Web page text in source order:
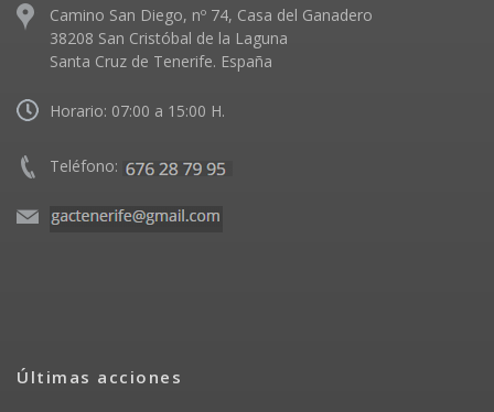
Camino San Diego, nº 74, Casa del Ganadero
38208 San Cristóbal de la Laguna
Santa Cruz de Tenerife. España
Horario: 07:00 a 15:00 H.
Teléfono:
Últimas acciones